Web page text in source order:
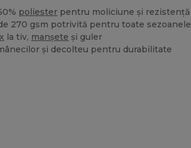
poliester pentru moliciune și rezistență
270 gsm potrivită pentru toate sezoanele
la tiv, manșete și guler
și decolteu pentru durabilitate